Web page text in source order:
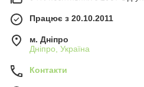
Працює з 20.10.2011
м. Дніпро
Дніпро, Україна
Контакти